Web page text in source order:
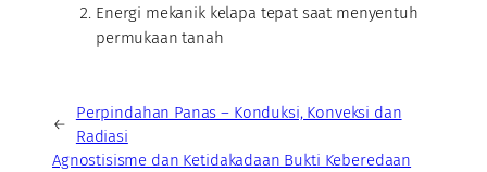
Energi mekanik kelapa tepat saat menyentuh
permukaan tanah
←
Perpindahan Panas – Konduksi, Konveksi dan
Radiasi
Agnostisisme dan Ketidakadaan Bukti Keberedaan